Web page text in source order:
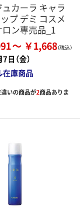
カーラ キャラ
プ デミ コスメ
ン専売品_1
￥1,668
日（金）
在庫商品
違いの商品が2商品ありま